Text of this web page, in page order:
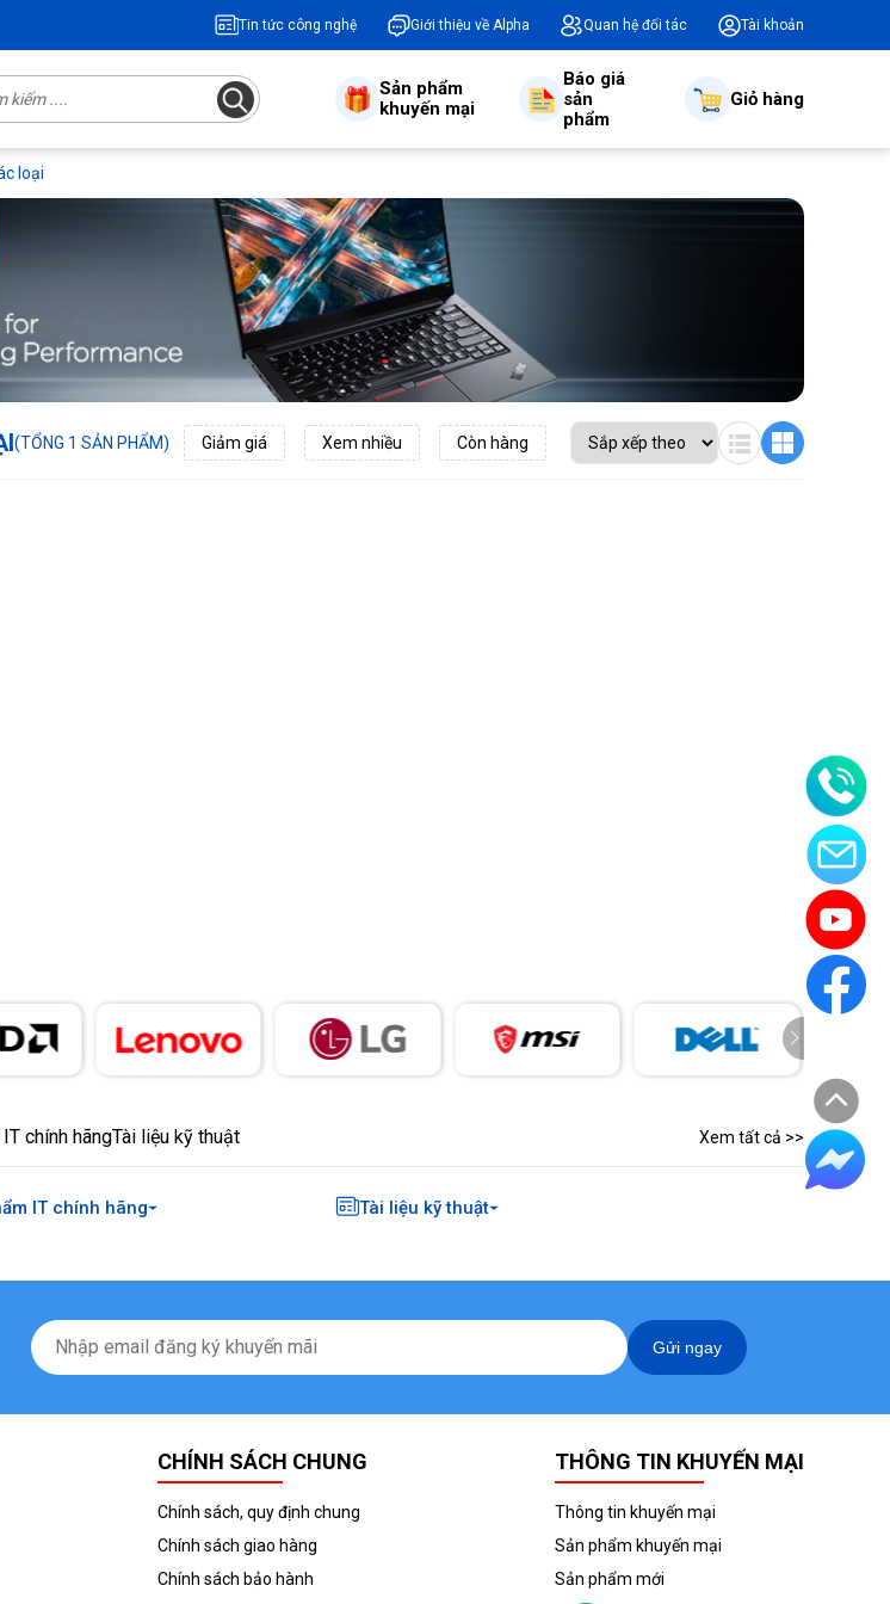
Tin tức công nghệ Giới thiệu về Alpha Quan hệ đối tác Tài khoản
Sản phẩm
khuyến mại
Báo giá
sản
phẩm
Giỏ hàng
loại
(TỔNG 1 SẢN PHẨM) Giảm giá Xem nhiều Còn hàng
chính hãngTài liệu kỹ thuật Xem tất cả >>
IT chính hãng Tài liệu kỹ thuật
Gửi ngay
CHÍNH SÁCH CHUNG
Chính sách, quy định chung
Chính sách giao hàng
Chính sách bảo hành
THÔNG TIN KHUYẾN MẠI
Thông tin khuyến mại
Sản phẩm khuyến mại
Sản phẩm mới